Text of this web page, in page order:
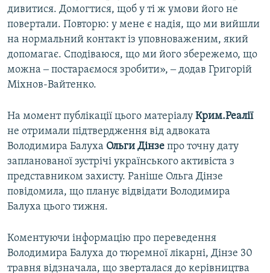
дивитися. Домогтися, щоб у ті ж умови його не
повертали. Повторю: у мене є надія, що ми вийшли
на нормальний контакт із уповноваженим, який
допомагає. Сподіваюся, що ми його збережемо, що
можна ‒ постараємося зробити», ‒ додав Григорій
Міхнов-Вайтенко.
На момент публікації цього матеріалу Крим.Реалії
не отримали підтвердження від адвоката
Володимира Балуха Ольги Дінзе про точну дату
запланованої зустрічі українського активіста з
представником захисту. Раніше Ольга Дінзе
повідомила, що планує відвідати Володимира
Балуха цього тижня.
Коментуючи інформацію про переведення
Володимира Балуха до тюремної лікарні, Дінзе 30
травня відзначала, що зверталася до керівництва